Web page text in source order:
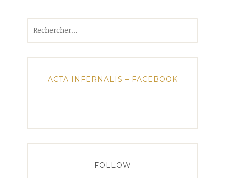
ACTA INFERNALIS – FACEBOOK
FOLLOW